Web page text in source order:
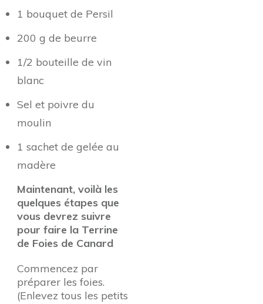
1 bouquet de Persil
200 g de beurre
1/2 bouteille de vin
blanc
Sel et poivre du
moulin
1 sachet de gelée au
madère
Maintenant, voilà les
quelques étapes que
vous devrez suivre
pour faire la Terrine
de Foies de Canard
Commencez par
préparer les foies.
(Enlevez tous les petits